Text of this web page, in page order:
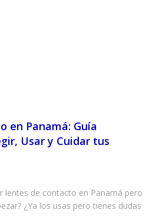
en Panamá: Guía
Usar y Cuidar tus
lentes de contacto en Panamá pero
¿Ya los usas pero tienes dudas